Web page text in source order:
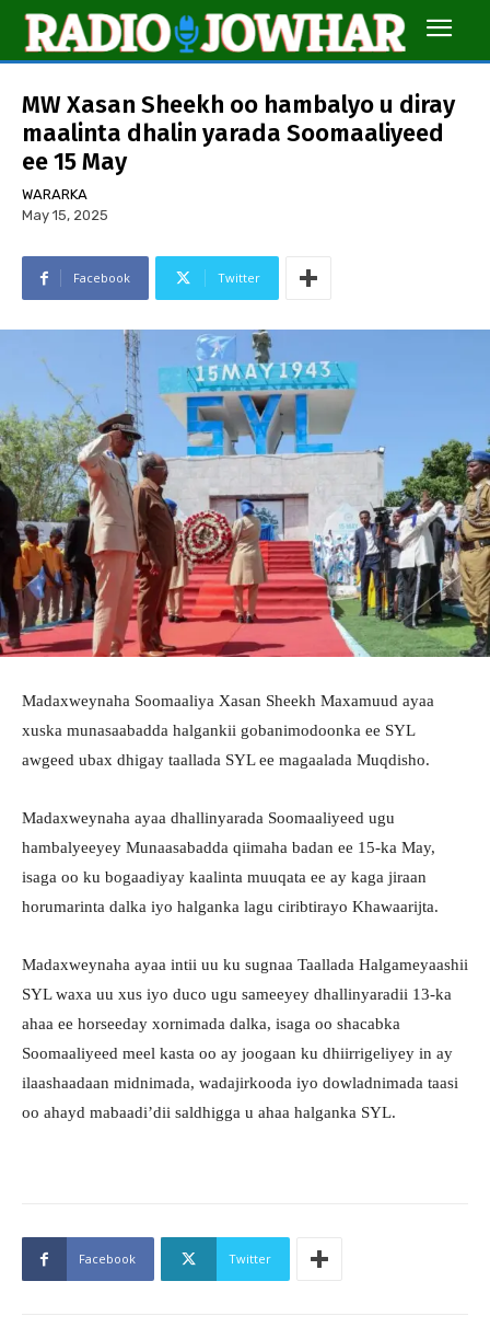
MW Xasan Sheekh oo hambalyo u diray
maalinta dhalin yarada Soomaaliyeed
ee 15 May
WARARKA
May 15, 2025
Facebook Twitter
Madaxweynaha Soomaaliya Xasan Sheekh Maxamuud ayaa
xuska munasaabadda halgankii gobanimodoonka ee SYL
awgeed ubax dhigay taallada SYL ee magaalada Muqdisho.
Madaxweynaha ayaa dhallinyarada Soomaaliyeed ugu
hambalyeeyey Munaasabadda qiimaha badan ee 15-ka May,
isaga oo ku bogaadiyay kaalinta muuqata ee ay kaga jiraan
horumarinta dalka iyo halganka lagu ciribtirayo Khawaarijta.
Madaxweynaha ayaa intii uu ku sugnaa Taallada Halgameyaashii
SYL waxa uu xus iyo duco ugu sameeyey dhallinyaradii 13-ka
ahaa ee horseeday xornimada dalka, isaga oo shacabka
Soomaaliyeed meel kasta oo ay joogaan ku dhiirrigeliyey in ay
ilaashaadaan midnimada, wadajirkooda iyo dowladnimada taasi
oo ahayd mabaadi’dii saldhigga u ahaa halganka SYL.
Facebook Twitter